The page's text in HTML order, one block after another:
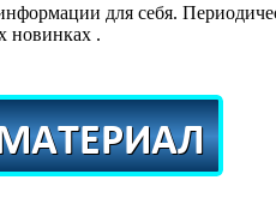
для себя.
новинках .